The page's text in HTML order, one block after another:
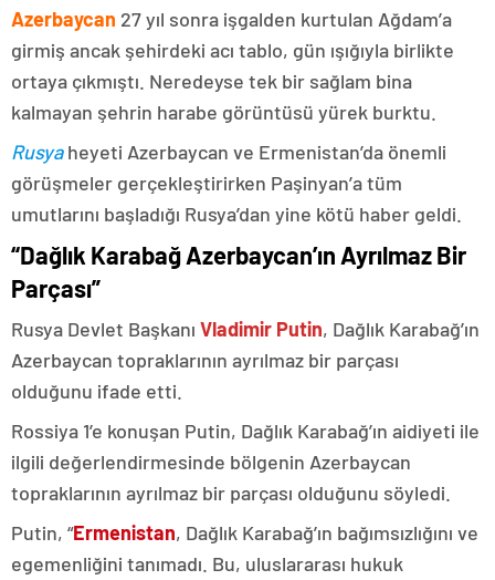
Azerbaycan 27 yıl sonra işgalden kurtulan Ağdam’a
girmiş ancak şehirdeki acı tablo, gün ışığıyla birlikte
ortaya çıkmıştı. Neredeyse tek bir sağlam bina
kalmayan şehrin harabe görüntüsü yürek burktu.
Rusyaheyeti Azerbaycan ve Ermenistan’da önemli
görüşmeler gerçekleştirirken Paşinyan’a tüm
umutlarını başladığı Rusya’dan yine kötü haber geldi.
“Dağlık Karabağ Azerbaycan’ın Ayrılmaz Bir
Parçası”
Rusya Devlet Başkanı Vladimir Putin, Dağlık Karabağ’ın
Azerbaycan topraklarının ayrılmaz bir parçası
olduğunu ifade etti.
Rossiya 1’e konuşan Putin, Dağlık Karabağ’ın aidiyeti ile
ilgili değerlendirmesinde bölgenin Azerbaycan
topraklarının ayrılmaz bir parçası olduğunu söyledi.
Putin, “Ermenistan, Dağlık Karabağ’ın bağımsızlığını ve
egemenliğini tanımadı. Bu, uluslararası hukuk